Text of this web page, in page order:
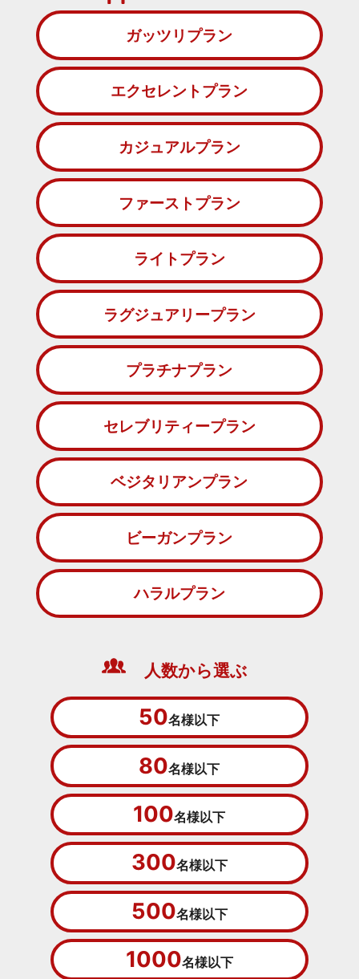
ガッツリプラン
エクセレントプラン
カジュアルプラン
ファーストプラン
ライトプラン
ラグジュアリープラン
プラチナプラン
セレブリティープラン
ベジタリアンプラン
ビーガンプラン
ハラルプラン
人数から選ぶ
50名様以下
80名様以下
100名様以下
300名様以下
500名様以下
1000名様以下